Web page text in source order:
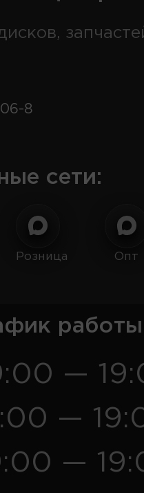
8
сети:
Розница Опт
—
—
—